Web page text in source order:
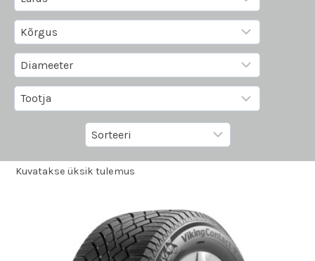
Kuvatakse üksik tulemus